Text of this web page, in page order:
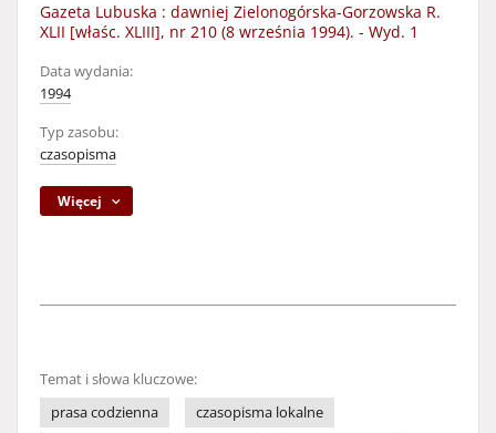
Gazeta Lubuska : dawniej Zielonogórska-Gorzowska R.
XLII [właśc. XLIII], nr 210 (8 września 1994). - Wyd. 1
Data wydania:
1994
Typ zasobu:
czasopisma
Więcej
Temat i słowa kluczowe:
prasa codzienna
czasopisma lokalne